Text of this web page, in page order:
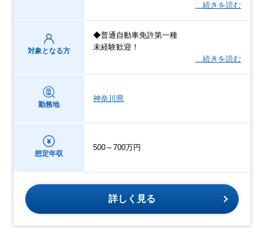
…続きを読む
対象となる方
◆普通自動車免許第一種
未経験歓迎！
…続きを読む
勤務地
神奈川県
想定年収
500～700万円
詳しく見る